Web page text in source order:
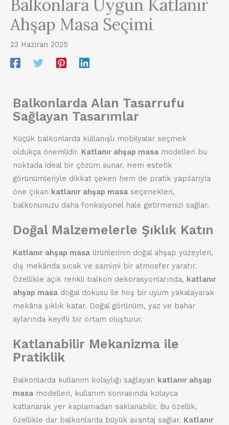
Balkonlara Uygun Katlanır
Ahşap Masa Seçimi
23 Haziran 2025
Balkonlarda Alan Tasarrufu
Sağlayan Tasarımlar
Küçük balkonlarda kullanışlı mobilyalar seçmek
oldukça önemlidir. Katlanır ahşap masa modelleri bu
noktada ideal bir çözüm sunar. Hem estetik
görünümleriyle dikkat çeken hem de pratik yapılarıyla
öne çıkan katlanır ahşap masa seçenekleri,
balkonunuzu daha fonksiyonel hale getirmenizi sağlar.
Doğal Malzemelerle Şıklık Katın
Katlanır ahşap masa ürünlerinin doğal ahşap yüzeyleri,
dış mekânda sıcak ve samimi bir atmosfer yaratır.
Özellikle açık renkli balkon dekorasyonlarında, katlanır
ahşap masa doğal dokusu ile hoş bir uyum yakalayarak
mekâna şıklık katar. Doğal görünüm, yaz ve bahar
aylarında keyifli bir ortam oluşturur.
Katlanabilir Mekanizma ile
Pratiklik
Balkonlarda kullanım kolaylığı sağlayan katlanır ahşap
masa modelleri, kullanım sonrasında kolayca
katlanarak yer kaplamadan saklanabilir. Bu özellik,
özellikle dar balkonlarda büyük avantaj sağlar. Katlanır